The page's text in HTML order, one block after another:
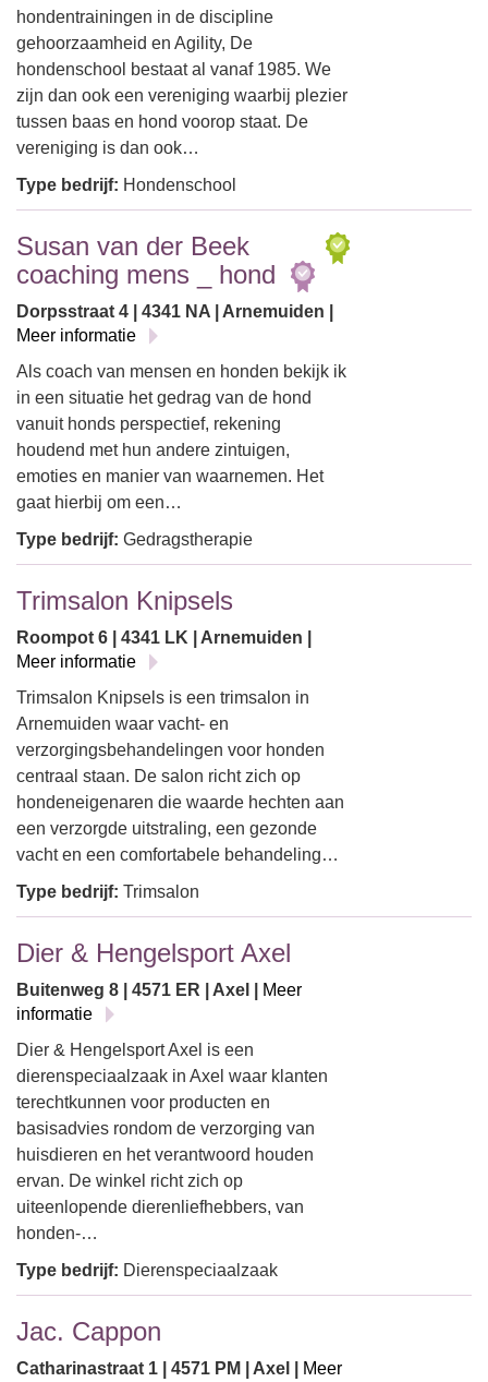
hondentrainingen in de discipline
gehoorzaamheid en Agility, De
hondenschool bestaat al vanaf 1985. We
zijn dan ook een vereniging waarbij plezier
tussen baas en hond voorop staat. De
vereniging is dan ook…
Type bedrijf: Hondenschool
Susan van der Beek
coaching mens _ hond
Dorpsstraat 4 | 4341 NA | Arnemuiden |
Meer informatie
Als coach van mensen en honden bekijk ik
in een situatie het gedrag van de hond
vanuit honds perspectief, rekening
houdend met hun andere zintuigen,
emoties en manier van waarnemen. Het
gaat hierbij om een…
Type bedrijf: Gedragstherapie
Trimsalon Knipsels
Roompot 6 | 4341 LK | Arnemuiden |
Meer informatie
Trimsalon Knipsels is een trimsalon in
Arnemuiden waar vacht- en
verzorgingsbehandelingen voor honden
centraal staan. De salon richt zich op
hondeneigenaren die waarde hechten aan
een verzorgde uitstraling, een gezonde
vacht en een comfortabele behandeling…
Type bedrijf: Trimsalon
Dier & Hengelsport Axel
Buitenweg 8 | 4571 ER | Axel |
Meer
informatie
Dier & Hengelsport Axel is een
dierenspeciaalzaak in Axel waar klanten
terechtkunnen voor producten en
basisadvies rondom de verzorging van
huisdieren en het verantwoord houden
ervan. De winkel richt zich op
uiteenlopende dierenliefhebbers, van
honden-…
Type bedrijf: Dierenspeciaalzaak
Jac. Cappon
Catharinastraat 1 | 4571 PM | Axel |
Meer